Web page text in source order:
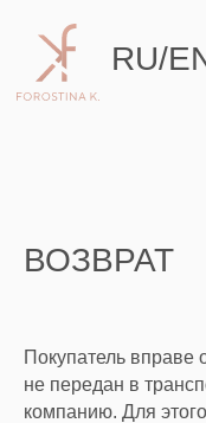
/EN
ВОЗВРАТ
Покупатель вправе
не передан в
компанию. Для